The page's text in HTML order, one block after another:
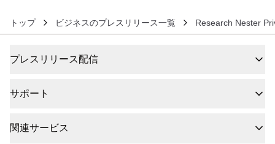
トップ ビジネスのプレスリリース一覧 Research Nester
プレスリリース配信
サポート
関連サービス